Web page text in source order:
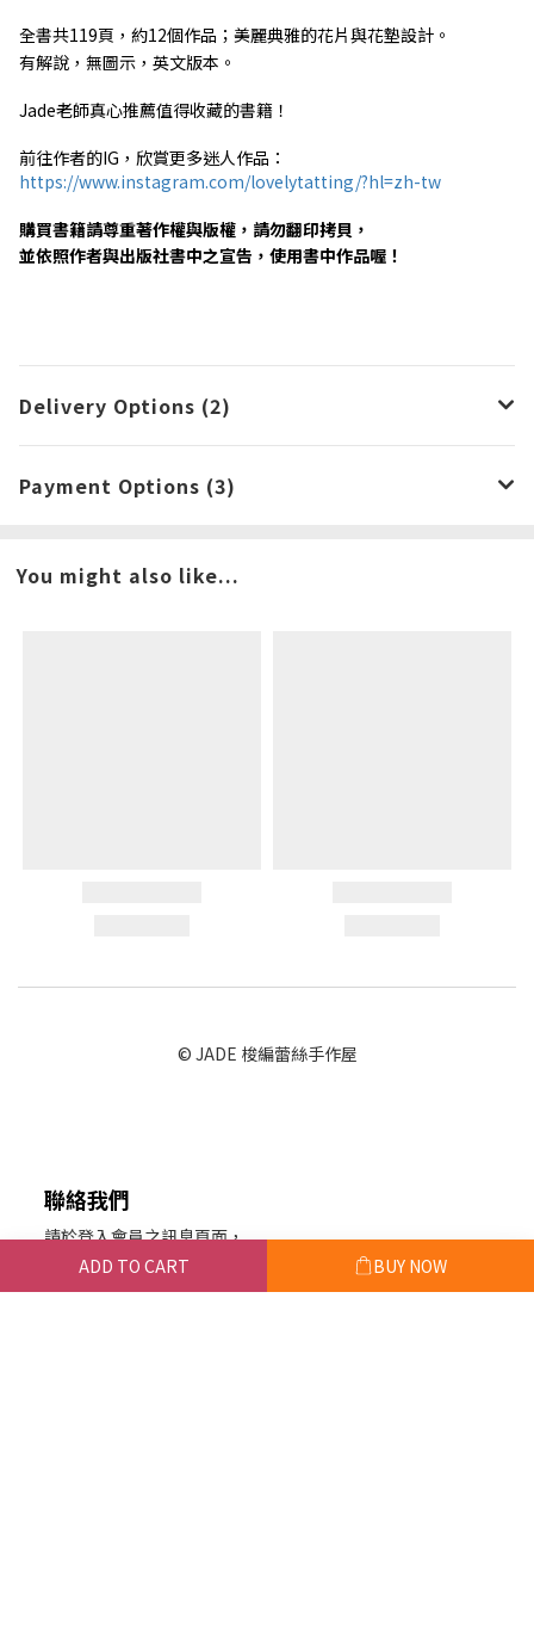
ADD TO CART BUY NOW
全書共119頁，約12個作品； 美麗典雅的花片與花墊設計。
有解說，無圖示，英文版本。
Jade老師真心推薦值得收藏的書籍！
前往作者的IG，欣賞更多迷人作品：
https://www.instagram.com/lovelytatting/?hl=zh-tw
購買書籍請尊重著作權與版權，請勿翻印拷貝，
並依照作者與出版社書中之宣告，使用書中作品喔！
Delivery Options (2)
Payment Options (3)
You might also like...
© JADE 梭編蕾絲手作屋
聯絡我們
請於登入會員之訊息頁面，
留下您的訊息聯絡我們。
或於粉絲專頁私訊。